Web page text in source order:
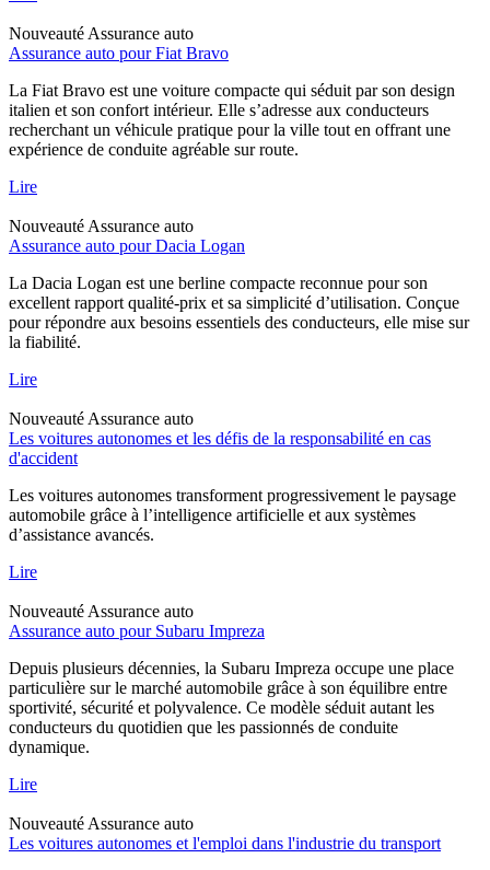
Nouveauté Assurance auto
Assurance auto pour Fiat Bravo
La Fiat Bravo est une voiture compacte qui séduit par son design
italien et son confort intérieur. Elle s’adresse aux conducteurs
recherchant un véhicule pratique pour la ville tout en offrant une
expérience de conduite agréable sur route.
Lire
Nouveauté Assurance auto
Assurance auto pour Dacia Logan
La Dacia Logan est une berline compacte reconnue pour son
excellent rapport qualité-prix et sa simplicité d’utilisation. Conçue
pour répondre aux besoins essentiels des conducteurs, elle mise sur
la fiabilité.
Lire
Nouveauté Assurance auto
Les voitures autonomes et les défis de la responsabilité en cas
d'accident
Les voitures autonomes transforment progressivement le paysage
automobile grâce à l’intelligence artificielle et aux systèmes
d’assistance avancés.
Lire
Nouveauté Assurance auto
Assurance auto pour Subaru Impreza
Depuis plusieurs décennies, la Subaru Impreza occupe une place
particulière sur le marché automobile grâce à son équilibre entre
sportivité, sécurité et polyvalence. Ce modèle séduit autant les
conducteurs du quotidien que les passionnés de conduite
dynamique.
Lire
Nouveauté Assurance auto
Les voitures autonomes et l'emploi dans l'industrie du transport